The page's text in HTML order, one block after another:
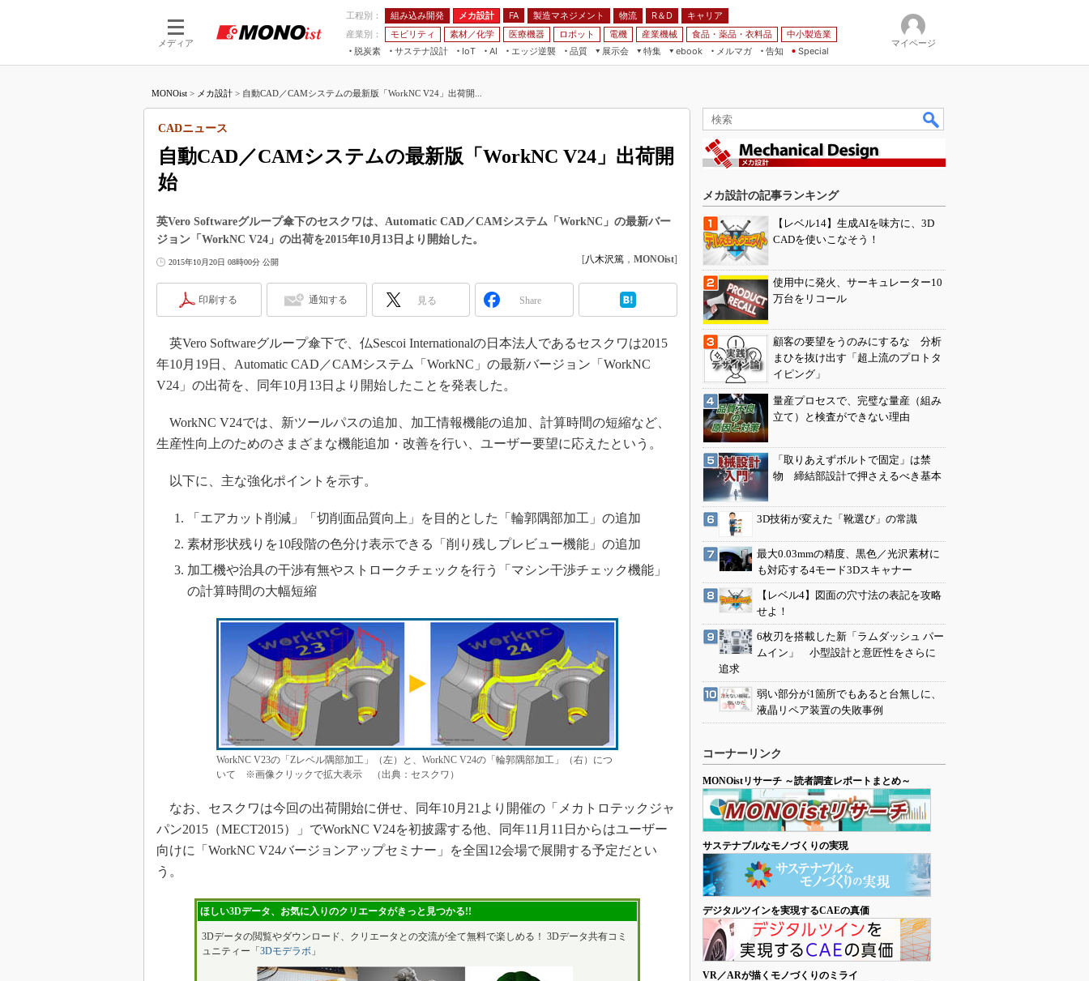
メディア
工程別： 組み込み開発 メカ設計 FA 製造マネジメント 物流 R＆D
キャリア
産業別：
モビリティ 素材／化学 医療機器 ロボット 電機 産業機械 食品・薬品・衣料品
中小製造業
脱炭素
サステナ設計
IoT
つながる工場
AI
AI×設備保全
エッジ逆襲 品質
展示会
JIMTOF
IIFES
TECHNO-FRONTIER
EdgeTech+
産業オープンネット展
特集
つながるクルマ
VR／AR
組み込み画像技術
車載ソフト開発
ISO26262
無償設計ツール
3Dプリンタ
デジタルツインとCAE
S＆OP
インダストリー4.0
メイドインジャパン
植物工場
知財マネジメント
グローバル設計・開発
制御セキュリティ
新型コロナへの対応
ebook
メルマガ
告知 Special
マイページ
MONOist > メカ設計 > 自動CAD／CAMシステムの最新版「WorkNC V24」出荷開...
自動CAD／CAMシステムの最新版「WorkNC V24」出荷開
始
CADニュース
英Vero Softwareグループ傘下のセスクワは、Automatic CAD／CAMシステム「WorkNC」の最新バー
ジョン「WorkNC V24」の出荷を2015年10月13日より開始した。
2015年10月20日 08時00分 公開 [八木沢篤 ， MONOist]
印刷する 通知する 見る Share
英Vero Softwareグループ傘下で、仏Sescoi Internationalの日本法人であるセスクワは2015
年10月19日、Automatic CAD／CAMシステム「WorkNC」の最新バージョン「WorkNC
V24」の出荷を、同年10月13日より開始したことを発表した。
WorkNC V24では、新ツールパスの追加、加工情報機能の追加、計算時間の短縮など、
生産性向上のためのさまざまな機能追加・改善を行い、ユーザー要望に応えたという。
以下に、主な強化ポイントを示す。
「エアカット削減」「切削面品質向上」を目的とした「輪郭隅部加工」の追加
素材形状残りを10段階の色分け表示できる「削り残しプレビュー機能」の追加
加工機や治具の干渉有無やストロークチェックを行う「マシン干渉チェック機能」
の計算時間の大幅短縮
WorkNC V23の「Zレベル隅部加工」（左）と、WorkNC V24の「輪郭隅部加工」（右）につ
いて ※画像クリックで拡大表示 （出典：セスクワ）
なお、セスクワは今回の出荷開始に併せ、同年10月21より開催の「メカトロテックジャ
パン2015（MECT2015）」でWorkNC V24を初披露する他、同年11月11日からはユーザー
向けに「WorkNC V24バージョンアップセミナー」を全国12会場で展開する予定だとい
う。
ほしい3Dデータ、お気に入りのクリエータがきっと見つかる!!
3Dデータの閲覧やダウンロード、クリエータとの交流が全て無料で楽しめる！ 3Dデータ共有コミ
ュニティー「 3Dモデラボ」
メカ設計の記事ランキング
【レベル14】生成AIを味方に、3D
CADを使いこなそう！
使用中に発火、サーキュレーター10
万台をリコール
顧客の要望をうのみにするな 分析
まひを抜け出す「超上流のプロトタ
イピング」
量産プロセスで、完璧な量産（組み
立て）と検査ができない理由
「取りあえずボルトで固定」は禁
物 締結部設計で押さえるべき基本
3D技術が変えた「靴選び」の常識
最大0.03mmの精度、黒色／光沢素材に
も対応する4モード3Dスキャナー
【レベル4】図面の穴寸法の表記を攻略
せよ！
6枚刃を搭載した新「ラムダッシュ パー
ムイン」 小型設計と意匠性をさらに
追求
弱い部分が1箇所でもあると台無しに、
液晶リペア装置の失敗事例
コーナーリンク
MONOistリサーチ ～読者調査レポートまとめ～
サステナブルなモノづくりの実現
デジタルツインを実現するCAEの真価
VR／ARが描くモノづくりのミライ